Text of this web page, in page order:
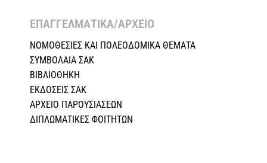
ΕΠΑΓΓΕΛΜΑΤΙΚΑ/ΑΡΧΕΙΟ ​
ΝΟΜΟΘΕΣΙΕΣ KAI ΠΟΛΕΟΔΟΜΙΚΑ ΘΕΜΑΤΑ
ΣΥΜΒΟΛΑΙΑ ΣΑΚ
ΒΙΒΛΙΟΘΗΚΗ
ΕΚΔΟΣΕΙΣ ΣΑΚ
ΑΡΧΕΙΟ ΠΑΡΟΥΣΙΑΣΕΩΝ
ΔΙΠΛΩΜΑΤΙΚΕΣ ΦΟΙΤΗΤΩΝ